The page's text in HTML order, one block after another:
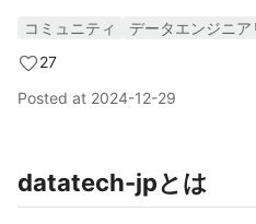
コミュニティ
データエンジニア
27
Posted at 2024-12-29
datatech-jpとは